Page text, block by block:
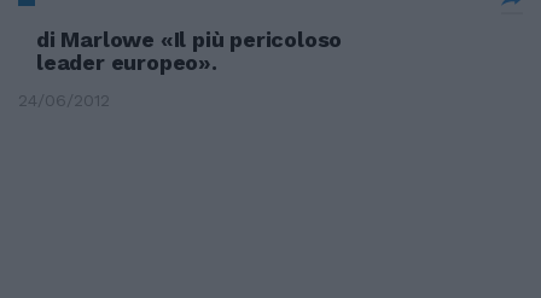
di Marlowe «Il più pericoloso
leader europeo».
24/06/2012